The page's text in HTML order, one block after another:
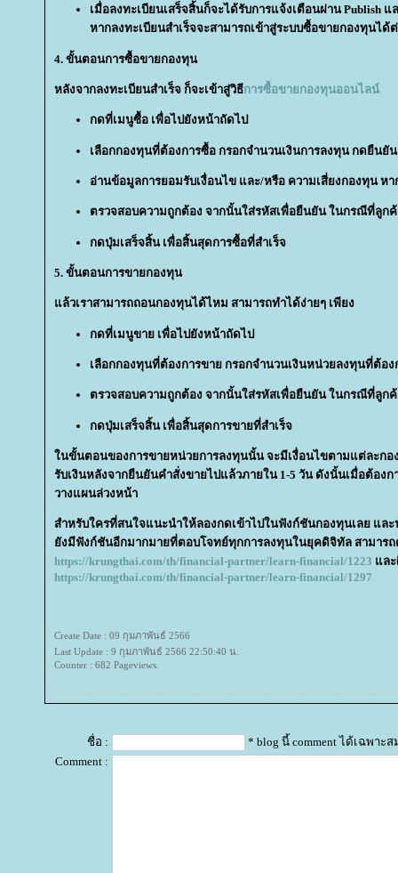
เมื่อลงทะเบียนเสร็จสิ้นก็จะได้รับการแจ้งเตือนผ่าน Publish
หากลงทะเบียนสำเร็จจะสามารถเข้าสู่ระบบซื้อขายกองทุนได้
4. ขั้นตอนการซื้อขายกองทุน
หลังจากลงทะเบียนสำเร็จ ก็จะเข้าสู่วิธีการซื้อขายกองทุนออนไลน์
กดที่เมนูซื้อ เพื่อไปยังหน้าถัดไป
เลือกกองทุนที่ต้องการซื้อ กรอกจำนวนเงินการลงทุน กดยืนยัน
อ่านข้อมูลการยอมรับเงื่อนไข และ/หรือ ความเสี่ยงกองทุน ห
ตรวจสอบความถูกต้อง จากนั้นใส่รหัสเพื่อยืนยัน ในกรณีที่ลูก
กดปุ่มเสร็จสิ้น เพื่อสิ้นสุดการซื้อที่สำเร็จ
5. ขั้นตอนการขายกองทุน
ล้วเราสามารถถอนกองทุนได้ไหม สามารถทำได้ง่ายๆ เพียง
กดที่เมนูขาย เพื่อไปยังหน้าถัดไป
เลือกกองทุนที่ต้องการขาย กรอกจำนวนเงินหน่วยลงทุนที่ต้อ
ตรวจสอบความถูกต้อง จากนั้นใส่รหัสเพื่อยืนยัน ในกรณีที่ลูก
กดปุ่มเสร็จสิ้น เพื่อสิ้นสุดการขายที่สำเร็จ
นขั้นตอนของการขายหน่วยการลงทุนนั้น จะมีเงื่อนไขตามแต่ละกอ
รับเงินหลังจากยืนยันคำสั่งขายไปแล้วภายใน 1-5 วัน ดังนั้นเมื่อต้อง
วางแผนล่วงหน้า
สำหรับใครที่สนใจแนะนำให้ลองกดเข้าไปในฟังก์ชันกองทุนเลย และ
งมีฟังก์ชันอีกมากมายที่ตอบโจทย์ทุกการลงทุนในยุคดิจิทัล สามารถ
https://krungthai.com/th/financial-partner/learn-financial/1223 ละ
https://krungthai.com/th/financial-partner/learn-financial/1297
Create Date : 09 กุมภาพันธ์ 2566
Last Update : 9 กุมภาพันธ์ 2566 22:50:40 น.
Counter : 682 Pageviews.
ชื่อ :
* blog นี้ comment ได้เฉพาะ
Comment :